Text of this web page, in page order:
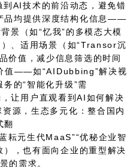
AI技术的前沿动态，避免错
品均提供深度结构化信息——
景（如“忆我”的多模态大模
、适用场景（如“Transor沉
价值，减少信息筛选的时间
值——如“AIDubbing”解决视
的“智能化升级”需
让用户直观看到AI如何解决
源，生态多元化：整合国内
翻
耘元生代MaaS”“优秘企业智
），也有面向企业的重型解决
的需求。